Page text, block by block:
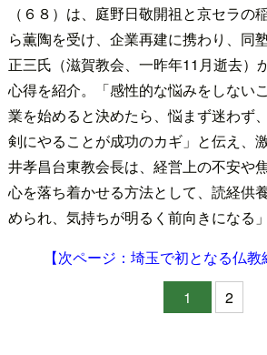
（６８）は、庭野日敬開祖と京セラの
ら薫陶を受け、企業再建に携わり、同
正三氏（滋賀教会、一昨年11月逝去）
心得を紹介。「感性的な悩みをしない
業を始めると決めたら、悩まず迷わず
剣にやることが成功のカギ」と伝え、
井孝昌台東教会長は、経営上の不安や
心を落ち着かせる方法として、読経供
められ、気持ちが明るく前向きになる」
【次ページ：埼玉で初となる仏教
1
2